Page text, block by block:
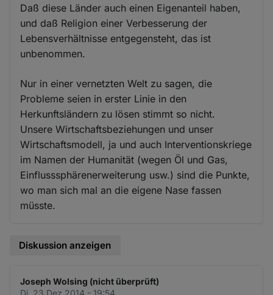
Daß diese Länder auch einen Eigenanteil haben,
und daß Religion einer Verbesserung der
Lebensverhältnisse entgegensteht, das ist
unbenommen.
Nur in einer vernetzten Welt zu sagen, die
Probleme seien in erster Linie in den
Herkunftsländern zu lösen stimmt so nicht.
Unsere Wirtschaftsbeziehungen und unser
Wirtschaftsmodell, ja und auch Interventionskriege
im Namen der Humanität (wegen Öl und Gas,
Einflusssphärenerweiterung usw.) sind die Punkte,
wo man sich mal an die eigene Nase fassen
müsste.
Diskussion anzeigen
Joseph Wolsing (nicht überprüft)
Di. 23 Dez 2014 - 19:54